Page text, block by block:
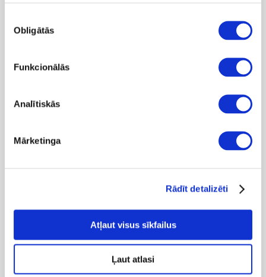
izvēle
Obligātās
Funkcionālās
Analītiskās
Mārketinga
Rādīt detalizēti
Atļaut visus sīkfailus
Ļaut atlasi